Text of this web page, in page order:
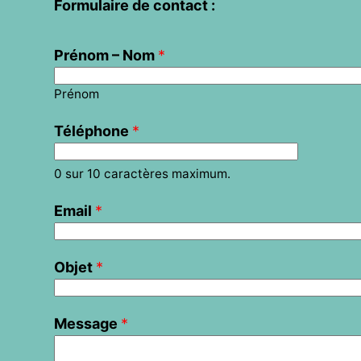
Formulaire de contact :
Prénom – Nom *
Prénom
Téléphone *
0 sur 10 caractères maximum.
Email *
Objet *
Message *